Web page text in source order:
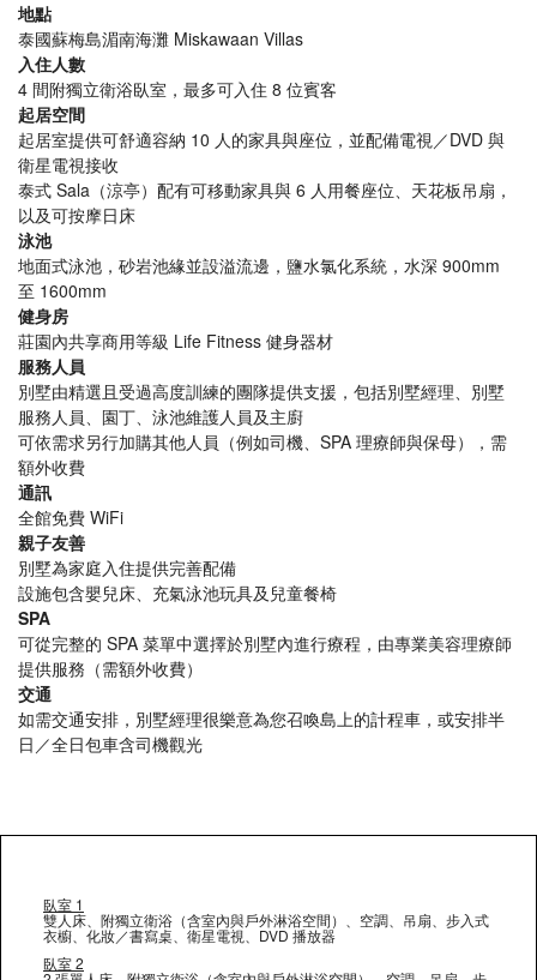
地點
泰國蘇梅島湄南海灘 Miskawaan Villas
入住人數
4 間附獨立衛浴臥室，最多可入住 8 位賓客
起居空間
起居室提供可舒適容納 10 人的家具與座位，並配備電視／DVD 與
衛星電視接收
泰式 Sala（涼亭）配有可移動家具與 6 人用餐座位、天花板吊扇，
以及可按摩日床
泳池
地面式泳池，砂岩池緣並設溢流邊，鹽水氯化系統，水深 900mm
至 1600mm
健身房
莊園內共享商用等級 Life Fitness 健身器材
服務人員
別墅由精選且受過高度訓練的團隊提供支援，包括別墅經理、別墅
服務人員、園丁、泳池維護人員及主廚
可依需求另行加購其他人員（例如司機、SPA 理療師與保母），需
額外收費
通訊
全館免費 WiFi
親子友善
別墅為家庭入住提供完善配備
設施包含嬰兒床、充氣泳池玩具及兒童餐椅
SPA
可從完整的 SPA 菜單中選擇於別墅內進行療程，由專業美容理療師
提供服務（需額外收費）
交通
如需交通安排，別墅經理很樂意為您召喚島上的計程車，或安排半
日／全日包車含司機觀光
臥室 1
雙人床、附獨立衛浴（含室內與戶外淋浴空間）、空調、吊扇、步入式
衣櫥、化妝／書寫桌、衛星電視、DVD 播放器
臥室 2